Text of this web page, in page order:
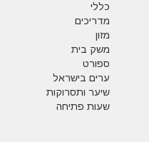
כללי
מדריכים
מזון
משק בית
ספורט
ערים בישראל
שיער ותסרוקות
שעות פתיחה